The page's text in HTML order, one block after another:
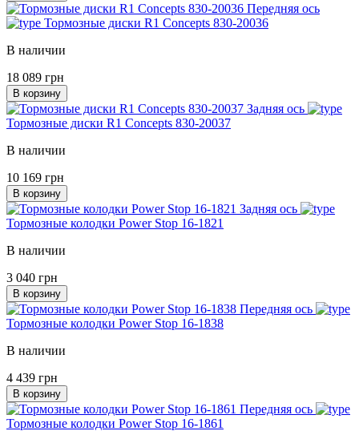
Передняя ось
Тормозные диски R1 Concepts 830-20036
В наличии
18 089 грн
В корзину
Задняя ось
Тормозные диски R1 Concepts 830-20037
В наличии
10 169 грн
В корзину
Задняя ось
Тормозные колодки Power Stop 16-1821
В наличии
3 040 грн
В корзину
Передняя ось
Тормозные колодки Power Stop 16-1838
В наличии
4 439 грн
В корзину
Передняя ось
Тормозные колодки Power Stop 16-1861